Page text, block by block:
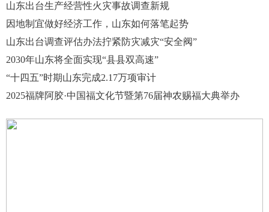
山东出台生产经营性火灾事故调查新规
因地制宜做好经济工作，山东如何落笔起势
山东出台调查评估办法拧紧防灾减灾“安全阀”
2030年山东将全面实现“县县双高速”
“十四五”时期山东完成2.17万项审计
2025福牌阿胶·中国福文化节暨第76届神农赐福大典举办